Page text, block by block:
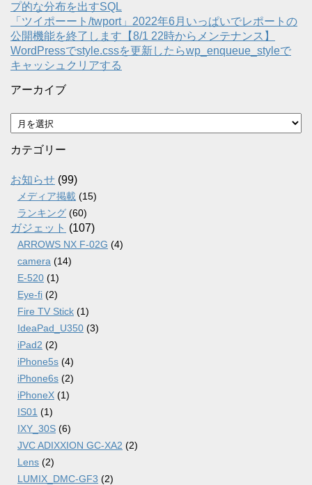
プ的な分布を出すSQL
「ツイポーート/twport」2022年6月いっぱいでレポートの
公開機能を終了します【8/1 22時からメンテナンス】
WordPressでstyle.cssを更新したらwp_enqueue_styleで
キャッシュクリアする
アーカイブ
ア
ー
カ
ブ
カテゴリー
お知らせ (99)
メディア掲載 (15)
ランキング (60)
ガジェット (107)
ARROWS NX F-02G (4)
camera (14)
E-520 (1)
Eye-fi (2)
Fire TV Stick (1)
IdeaPad_U350 (3)
iPad2 (2)
iPhone5s (4)
iPhone6s (2)
iPhoneX (1)
IS01 (1)
IXY_30S (6)
JVC ADIXXION GC-XA2 (2)
Lens (2)
LUMIX_DMC-GF3 (2)